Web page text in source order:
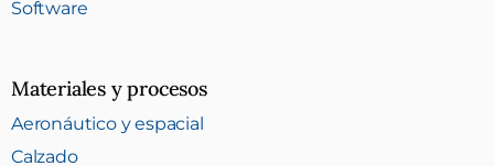
Software
Materiales y procesos
Aeronáutico y espacial
Calzado